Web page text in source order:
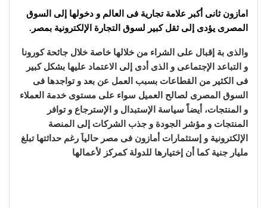
امازون ثانى أكبر علامة تجارية فى العالم و دخولها إلى السوق
المصرى يؤدى إلى ثقل كبير لسوق التجارة الإلكترونية بمصر.
والذى بة إقبال على الشراء من خلالها خاصة خلال جائحة كورونا
و التباعد الإجتماعى و الذى أدى إلى الاعتماد عليها بشكل كبير
فى الكثير من القطاعات بسبب العمل عن بعد و تواجدها فى
السوق المصرى لصالح العميل سواء على مستوى خدمة العملاء
و المنتجات، أيضاً سياسة الإستبدال و الإسترجاع و توافر
المنتجات و مؤشر الجودة و جذب الشركات إلى المنصة
الإلكترونية و إستثمارات أمازون فى مصر حالياَ رغم حداثتها تبلغ
مليار جنية كما أن إختيارها للدولة كمركز لأعمالها